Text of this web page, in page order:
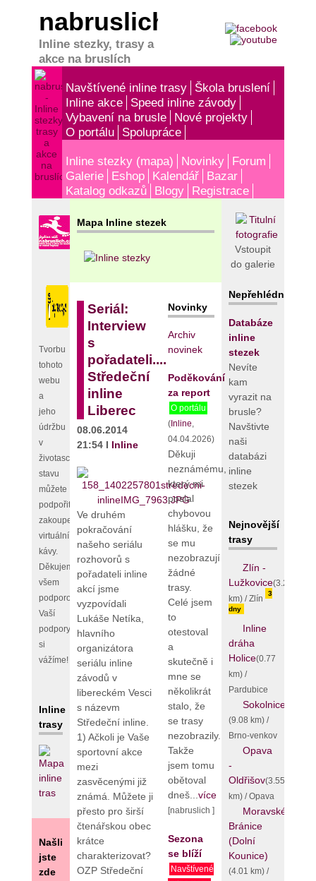
nabruslich.cz
Inline stezky, trasy a
akce na bruslích
Navštívené inline trasy
Škola bruslení
Inline akce
Speed inline závody
Vybavení na brusle
Nové projekty
O portálu
Spolupráce
Inline stezky (mapa) Novinky
Forum
Galerie
Eshop Kalendář
Bazar
Katalog odkazů
Blogy Registrace
Tvorbu
tohoto
webu
a
jeho
údržbu
v
životaschopném
stavu
můžete
podpořit
zakoupením
virtuální
kávy.
Děkujeme
všem
podporovatelům,
Vaší
podpory
si
vážíme!
Inline
trasy
Našli
jste
zde
Mapa Inline stezek
Seriál:
Interview
s
pořadateli....
Středeční
inline
Liberec
08.06.2014
21:54 I Inline
Ve druhém
pokračování
našeho seriálu
rozhovorů s
pořadateli inline
akcí jsme
vyzpovídali
Lukáše Netíka,
hlavního
organizátora
seriálu inline
závodů v
libereckém Vesci
s názevm
Středeční inline.
1) Ačkoli je Vaše
sportovní akce
mezi
zasvěcenými již
známá. Můžete ji
přesto pro širší
čtenářskou obec
krátce
charakterizovat?
OZP Středeční
Novinky
Archiv
novinek
Poděkování
za report
O portálu
(Inline,
04.04.2026)
Děkuji
neznámému,
který mi
poslal
chybovou
hlášku, že
se mu
nezobrazují
žádné
trasy.
Celé jsem
to
otestoval
a
skutečně i
mne se
několikrát
stalo, že
se trasy
nezobrazily.
Takže
jsem tomu
obětoval
dneš... více
[nabruslich ]
Sezona
se blíží
Navštívené
Vstoupit
do galerie
Nepřehlédněte!
Databáze
inline
stezek
Nevíte
kam
vyrazit na
brusle?
Navštivte
naši
databázi
inline
stezek
Nejnovější
trasy
Zlín -
Lužkovice(3.25
km) / Zlín
3
dny
Inline
dráha
Holice(0.77
km) /
Pardubice
Sokolnice
(9.08 km) /
Brno-venkov
Opava
-
Oldřišov(3.55
km) / Opava
Moravské
Bránice
(Dolní
Kounice)
(4.01 km) /